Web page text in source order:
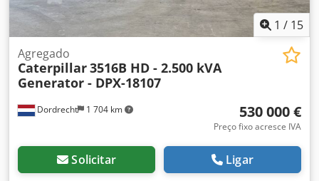
1 / 15
Dordrecht 1 704 km
Agregado
Caterpillar3516B HD - 2.500 kVA
Generator - DPX-18107
530 000 €
Preço fixo acresce IVA
Solicitar Ligar